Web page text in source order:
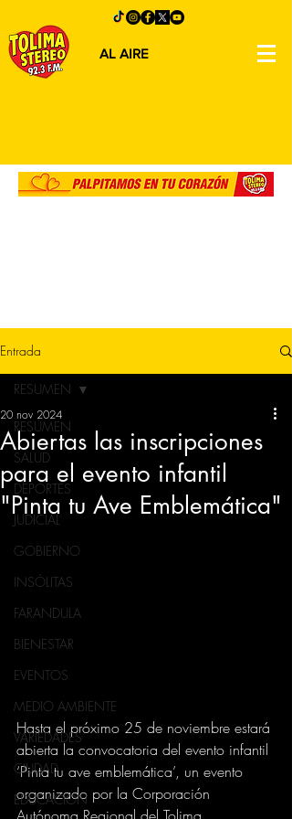
AL AIRE
Entrada
RESUMEN
SALUD
DEPORTES
JUDICIAL
GOBIERNO
INSÓLITAS
FARANDULA
BIENESTAR
EVENTOS
MEDIO AMBIENTE
VARIEDADES
CIUDAD
EDUCACION
RESUMEN
Abiertas las inscripciones
para el evento infantil
"Pinta tu Ave Emblemática"
20 nov 2024
Hasta el próximo 25 de noviembre estará
abierta la convocatoria del evento infantil
‘Pinta tu ave emblemática’, un evento
organizado por la Corporación